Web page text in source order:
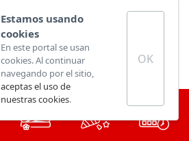
Estamos usando
cookies
En este portal se usan
cookies. Al continuar
navegando por el sitio,
aceptas el uso de
nuestras cookies.
OK